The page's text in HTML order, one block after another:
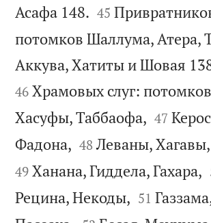
Асафа 148. 

45
потомков Шаллума, Атера,
Аккува, Хатиты и Шовая
46 Храмовых слуг:
Хасуфы, Таббаофа, 

47
Фадона, 

48 Леваны,
49 Ханана, Гиддела, Гахара,
Рецина, Некоды, 

51